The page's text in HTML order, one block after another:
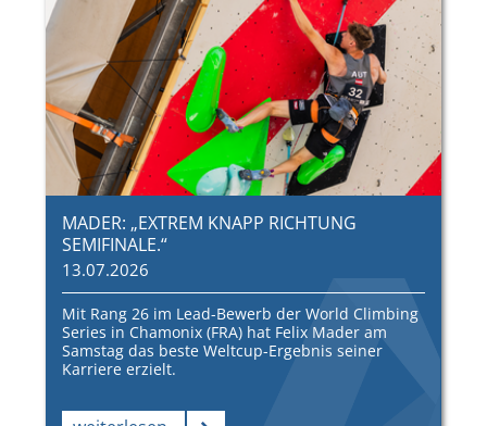
MADER: „EXTREM KNAPP RICHTUNG
SEMIFINALE.“
13.07.2026
Mit Rang 26 im Lead-Bewerb der World Climbing
Series in Chamonix (FRA) hat Felix Mader am
Samstag das beste Weltcup-Ergebnis seiner
Karriere erzielt.